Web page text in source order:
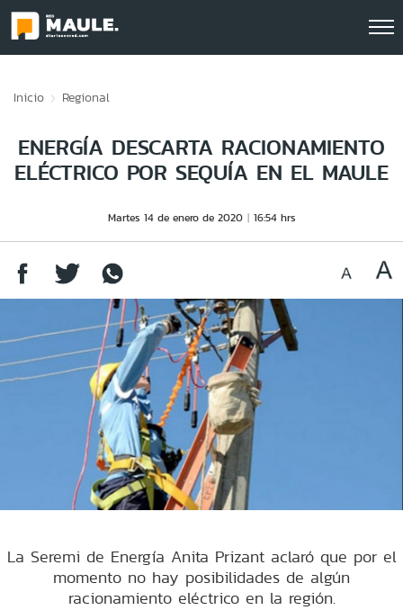
Inicio Regional
ENERGÍA DESCARTA RACIONAMIENTO
ELÉCTRICO POR SEQUÍA EN EL MAULE
Martes 14 de enero de 2020 16:54 hrs
La Seremi de Energía Anita Prizant aclaró que por el
momento no hay posibilidades de algún
racionamiento eléctrico en la región.